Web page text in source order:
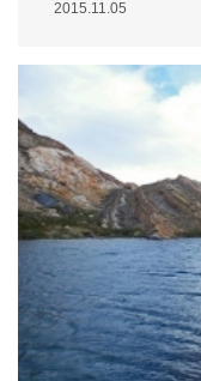
2015.11.05